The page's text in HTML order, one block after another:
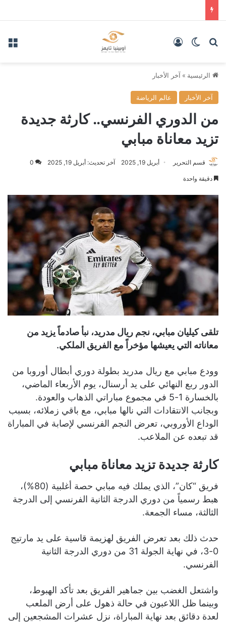
بحث عنالوضع المظلم
الرئيسية » آخر الأخبار
آخر الأخبار عالم الرياضة
من الدوري الفرنسي.. كارثة جديدة
تزيد معاناة مبابي
قسم التحرير أبريل 19, 2025 آخر تحديث: أبريل 19, 2025 0
دقيقة واحدة
تلقى كيليان مبابي، نجم ريال مدريد، نبأ صادماً يزيد من
معاناته التي يعيشها مؤخراً مع الفريق الملكي.
وودع مبابي مع ريال مدريد بطولة دوري أبطال أوروبا من
الدور ربع النهائي على يد أرسنال، يوم الأربعاء الماضي،
بالخسارة 1-5 في مجموع مباراتي الذهاب والعودة.
وبجانب الانتقادات التي نالها مبابي، مع باقي زملائه، بسبب
الوداع الأوروبي، تعرض النجم الفرنسي لإصابة في المباراة
قد تبعده عن الملاعب.
كارثة جديدة تزيد معاناة مبابي
فريق “كان”، الذي يملك فيه مبابي حصة أغلبية (80%)،
هبط رسمياً من دوري الدرجة الثانية الفرنسي إلى الدرجة
الثالثة، مساء الجمعة.
حدث ذلك بعد تعرض الفريق لهزيمة قاسية على يد مارتيج
0-3، في نهاية الجولة 31 من دوري الدرجة الثانية
الفرنسي.
واشتعل الغضب بين جماهير الفريق بعد تأكد الهبوط،
وبينما ظل اللاعبون في حالة ذهول على أرض الملعب
لعدة دقائق بعد نهاية المباراة، نزل عشرات المشجعين إلى